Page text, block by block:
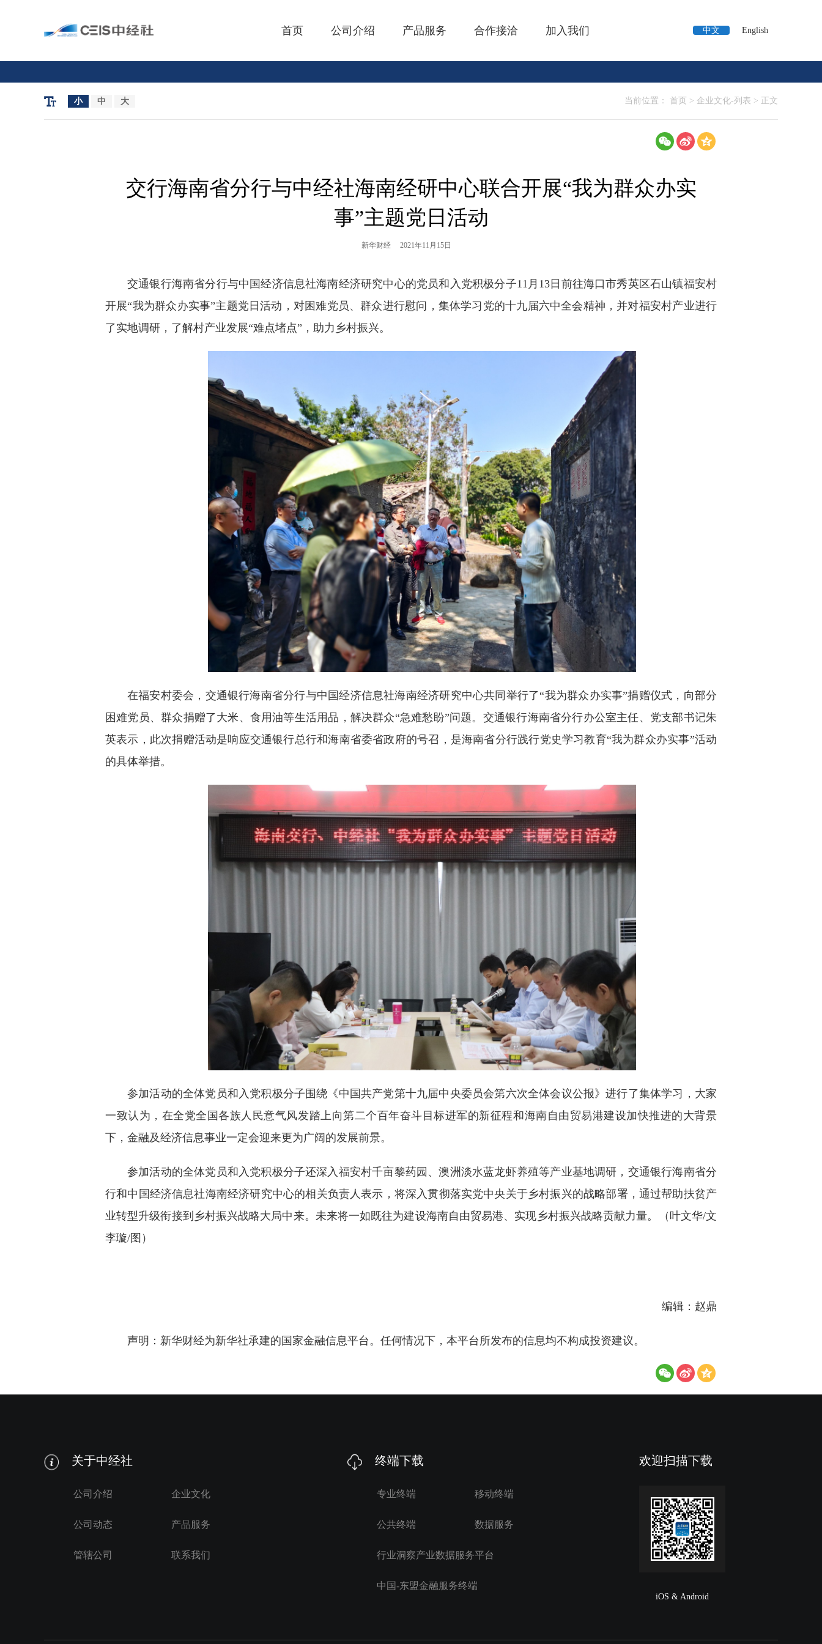
首页 公司介绍 产品服务 合作接洽 加入我们 中文 English
当前位置： 首页 > 企业文化-列表 > 正文
小 中 大
交行海南省分行与中经社海南经研中心联合开展“我为群众办实
事”主题党日活动
新华财经 2021年11月15日
交通银行海南省分行与中国经济信息社海南经济研究中心的党员和入党积极分子11月13日前往海口市秀英区石山镇福安村
开展“我为群众办实事”主题党日活动，对困难党员、群众进行慰问，集体学习党的十九届六中全会精神，并对福安村产业进行
了实地调研，了解村产业发展“难点堵点”，助力乡村振兴。
在福安村委会，交通银行海南省分行与中国经济信息社海南经济研究中心共同举行了“我为群众办实事”捐赠仪式，向部分
困难党员、群众捐赠了大米、食用油等生活用品，解决群众“急难愁盼”问题。交通银行海南省分行办公室主任、党支部书记朱
英表示，此次捐赠活动是响应交通银行总行和海南省委省政府的号召，是海南省分行践行党史学习教育“我为群众办实事”活动
的具体举措。
参加活动的全体党员和入党积极分子围绕《中国共产党第十九届中央委员会第六次全体会议公报》进行了集体学习，大家
一致认为，在全党全国各族人民意气风发踏上向第二个百年奋斗目标进军的新征程和海南自由贸易港建设加快推进的大背景
下，金融及经济信息事业一定会迎来更为广阔的发展前景。
参加活动的全体党员和入党积极分子还深入福安村千亩黎药园、澳洲淡水蓝龙虾养殖等产业基地调研，交通银行海南省分
行和中国经济信息社海南经济研究中心的相关负责人表示，将深入贯彻落实党中央关于乡村振兴的战略部署，通过帮助扶贫产
业转型升级衔接到乡村振兴战略大局中来。未来将一如既往为建设海南自由贸易港、实现乡村振兴战略贡献力量。（叶文华/文
李璇/图）
编辑：赵鼎
声明：新华财经为新华社承建的国家金融信息平台。任何情况下，本平台所发布的信息均不构成投资建议。
关于中经社
公司介绍 企业文化
公司动态 产品服务
管辖公司 联系我们
终端下载
专业终端 移动终端
公共终端 数据服务
行业洞察产业数据服务平台
中国-东盟金融服务终端
欢迎扫描下载
iOS & Android